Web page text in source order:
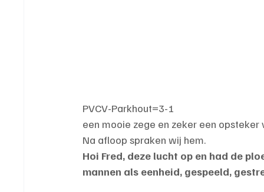
PVCV-Parkhout=3-1
een mooie zege en zeker een
Na afloop spraken wij hem.
Hoi Fred, deze lucht op en had de
mannen als eenheid, gespeeld,